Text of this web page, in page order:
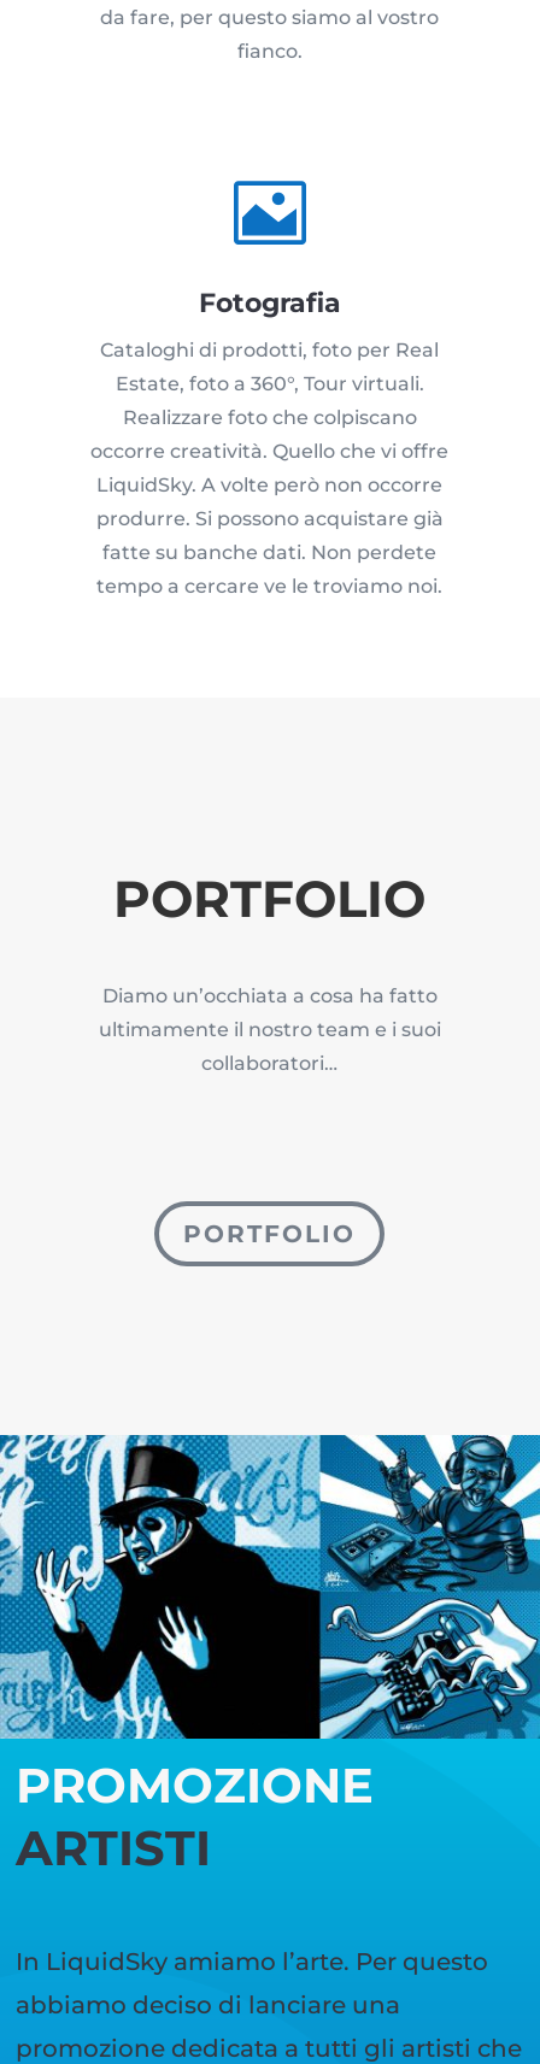
da fare, per questo siamo al vostro
fianco.

Fotografia
Cataloghi di prodotti, foto per Real
Estate, foto a 360°, Tour virtuali.
Realizzare foto che colpiscano
occorre creatività. Quello che vi offre
LiquidSky. A volte però non occorre
produrre. Si possono acquistare già
fatte su banche dati. Non perdete
tempo a cercare ve le troviamo noi.
PORTFOLIO
Diamo un’occhiata a cosa ha fatto
ultimamente il nostro team e i suoi
collaboratori…
PORTFOLIO
PROMOZIONE
ARTISTI
In LiquidSky amiamo l’arte. Per questo
abbiamo deciso di lanciare una
promozione dedicata a tutti gli artisti che